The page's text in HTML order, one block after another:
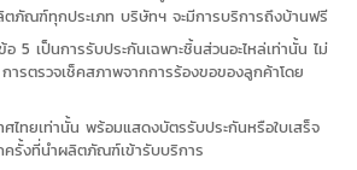
ภัณฑ์ทุกประเภท บริษัทฯ จะมีการบริการถึงบ้านฟรี
5 เป็นการรับประกันเฉพาะชิ้นส่วนอะไหล่เท่านั้น ไม่
ารตรวจเช็คสภาพจากการร้องขอของลูกค้าโดย
ศไทยเท่านั้น พร้อมแสดงบัตรรับประกันหรือใบเสร็จ
รั้งที่นำผลิตภัณฑ์เข้ารับบริการ